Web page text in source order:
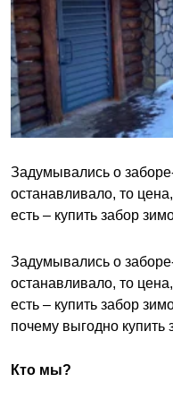
Задумывались о
останавливало, то
есть – купить забор
Задумывались о
останавливало, то
есть – купить забор
почему выгодно купить
Кто мы?